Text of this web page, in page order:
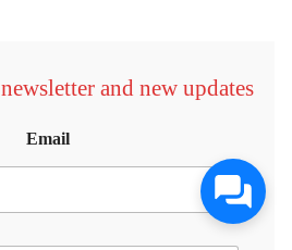
and new updates
Email